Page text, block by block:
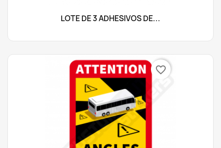
LOTE DE 3 ADHESIVOS DE...
favorite_border